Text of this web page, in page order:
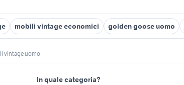
mobili vintage economici golden goose uomo
vintage uomo
In quale categoria?